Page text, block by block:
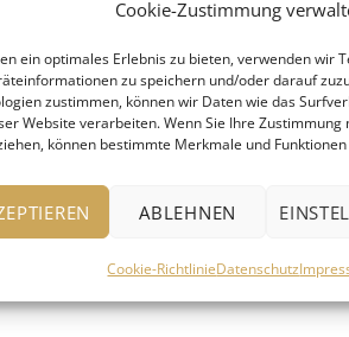
Cookie-Zustimmung
ein optimales Erlebnis zu bieten, verwenden wir
zu speichern und/oder darauf
zustimmen, können wir Daten wie das
Website verarbeiten. Wenn Sie Ihre
können bestimmte Merkmale und
ABLEHNEN
Cookie-RichtlinieDatenschutz